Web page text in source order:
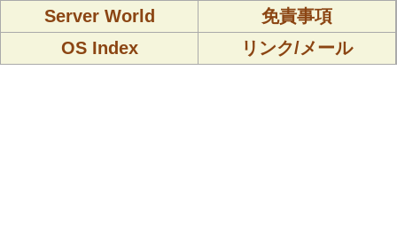
Server World
免責事項
OS Index
リンク/メール